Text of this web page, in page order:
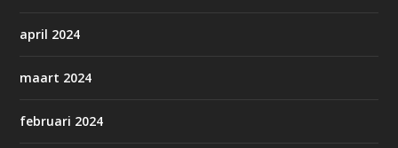
april 2024
maart 2024
februari 2024